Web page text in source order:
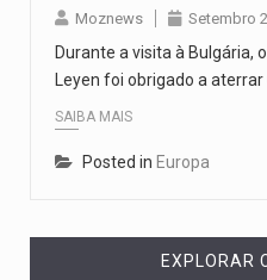
Moznews Setembro
Durante a visita à Bulgária,
Leyen foi obrigado a
SAIBA MAIS
Posted in Europa
EXPLORAR